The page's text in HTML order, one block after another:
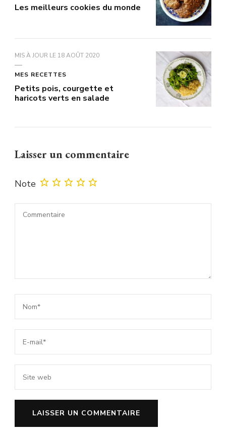
Les meilleurs cookies du monde
MIS À JOUR LE 18 AOÛT 2020
MES RECETTES
Petits pois, courgette et
haricots verts en salade
Laisser un commentaire
Note